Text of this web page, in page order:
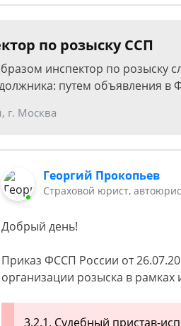
по розыску ССП
инспектор по розыску
путем объявления
г. Москва
Георгий Прокопьев
Страховой юрист,
Добрый день!
Приказ ФССП России от
организации розыска в рамках
3.2.1. Судебный пристав-